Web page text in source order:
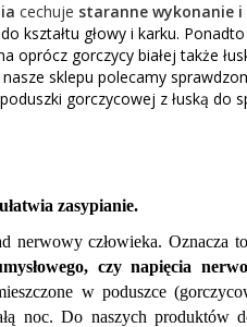
cechuje staranne wykonanie i
kształtu głowy i karku. Ponadto
oprócz gorczycy białej także
sklepu polecamy
gorczycowej z łuską do
zasypianie.
nerwowy człowieka.
czy napięcia
w poduszce
noc. Do naszych produktów